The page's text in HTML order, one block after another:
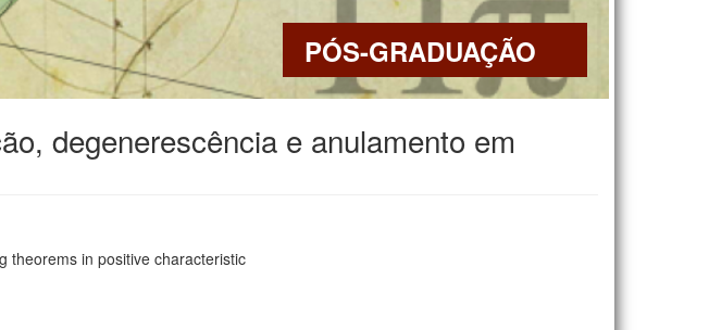
PÓS-GRADUAÇÃO
degenerescência e anulamento em
theorems in positive characteristic